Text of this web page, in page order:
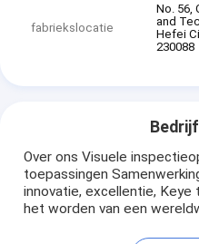
fabriekslocatie
No. 56,
and
Hefei
230088
Over ons Visuele
toepassingen
innovatie, excellentie,
het worden van een